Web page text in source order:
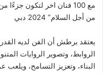
مع 100 فنان اخر لتكون
من أجل السلام” 2024 دبي
يعتقد برطش أن الفن لديه
الروابط، وتصوير الروايات
البناء، وتعزيز التسامح،